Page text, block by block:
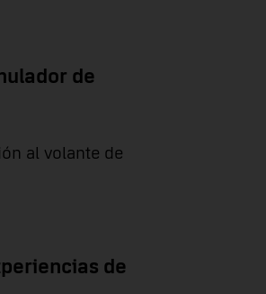
de
al volante de
de